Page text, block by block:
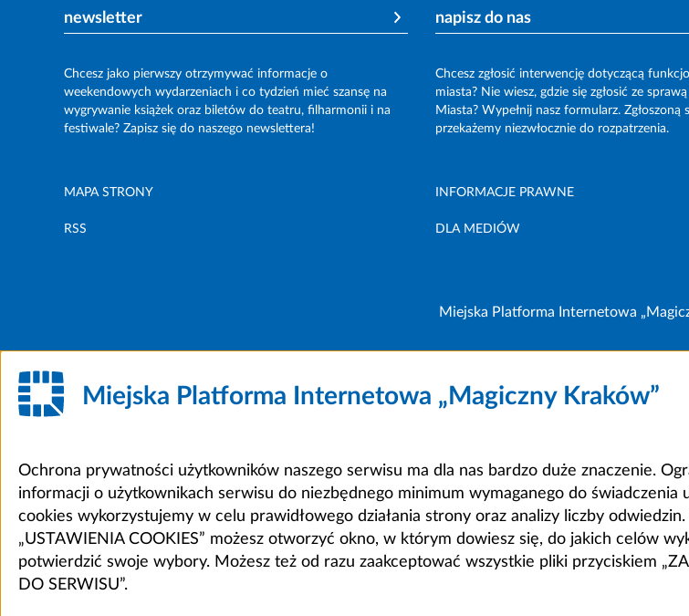
newsletter
Chcesz jako pierwszy otrzymywać informacje o
weekendowych wydarzeniach i co tydzień mieć szansę na
wygrywanie książek oraz biletów do teatru, filharmonii i na
festiwale? Zapisz się do naszego newslettera!
napisz do nas
Chcesz zgłosić interwencję dotyczącą
miasta? Nie wiesz, gdzie się zgłosić ze
Miasta? Wypełnij nasz formularz. Zgłoszoną
przekażemy niezwłocznie do rozpatrzenia.
MAPA STRONY INFORMACJE PRAWNE
RSS DLA MEDIÓW
Miejska Platforma Internetowa
Miejska Platforma Internetowa „Magiczny Kraków”
Ochrona prywatności użytkowników naszego serwisu ma dla nas bardzo duże znaczenie.
informacji o użytkownikach serwisu do niezbędnego minimum wymaganego do świadczenia
cookies wykorzystujemy w celu prawidłowego działania strony oraz analizy liczby
„USTAWIENIA COOKIES” możesz otworzyć okno, w którym dowiesz się, do jakich celów
potwierdzić swoje wybory. Możesz też od razu zaakceptować wszystkie pliki przyciskiem
DO SERWISU”.